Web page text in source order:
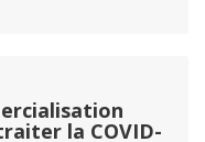
la COVID-